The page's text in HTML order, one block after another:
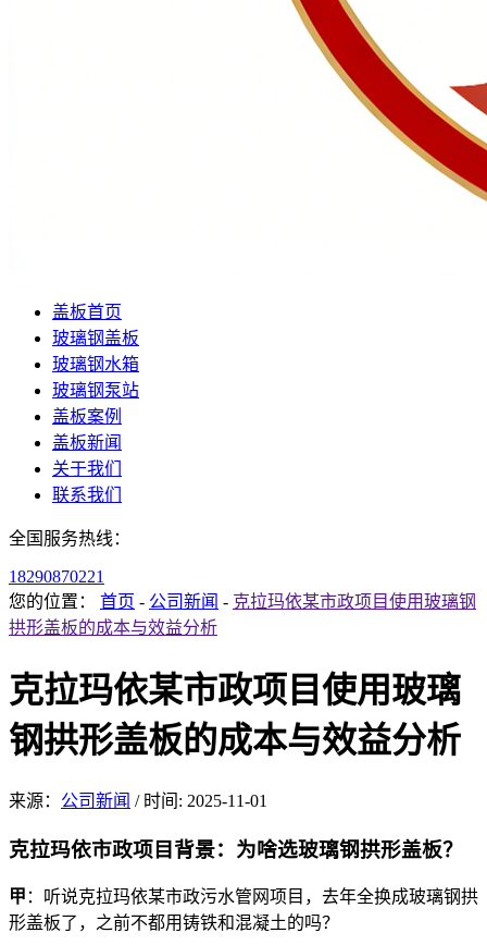
盖板首页
玻璃钢盖板
玻璃钢水箱
玻璃钢泵站
盖板案例
盖板新闻
关于我们
联系我们
全国服务热线：
18290870221
您的位置： 首页 - 公司新闻 - 克拉玛依某市政项目使用玻璃钢
拱形盖板的成本与效益分析
克拉玛依某市政项目使用玻璃
钢拱形盖板的成本与效益分析
来源： 公司新闻 / 时间: 2025-11-01
克拉玛依市政项目背景：为啥选玻璃钢拱形盖板？
甲 ：听说克拉玛依某市政污水管网项目，去年全换成玻璃钢拱
形盖板了，之前不都用铸铁和混凝土的吗？